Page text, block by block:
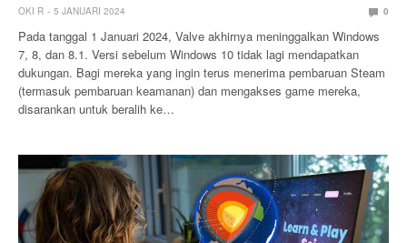
OKI R 5 JANUARI 2024 0
Pada tanggal 1 Januari 2024, Valve akhirnya meninggalkan Windows
7, 8, dan 8.1. Versi sebelum Windows 10 tidak lagi mendapatkan
dukungan. Bagi mereka yang ingin terus menerima pembaruan Steam
(termasuk pembaruan keamanan) dan mengakses game mereka,
disarankan untuk beralih ke…